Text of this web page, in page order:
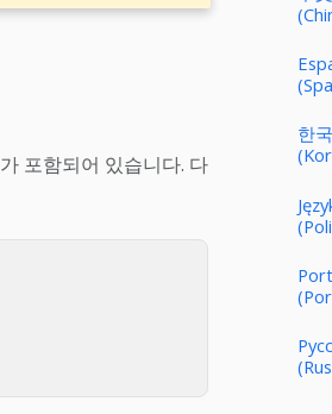
가 포함되어 있습니다. 다
한